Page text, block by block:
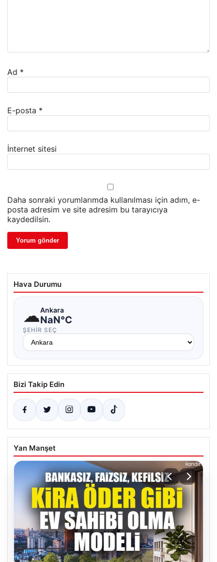
Ad *
E-posta *
İnternet sitesi
Daha sonraki yorumlarımda kullanılması için adım, e-
posta adresim ve site adresim bu tarayıcıya
kaydedilsin.
Hava Durumu
☁Ankara
NaN°C
ŞEHIR SEÇ
Bizi Takip Edin
Yan Manşet